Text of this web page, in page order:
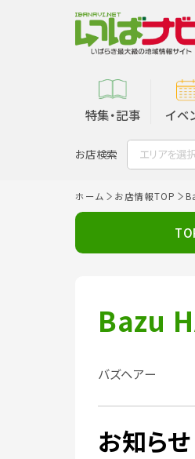
特集・記事 イベ
お店検索 エリアを選
ホーム お店情報TOP
Bazu
バズヘアー
お知らせ